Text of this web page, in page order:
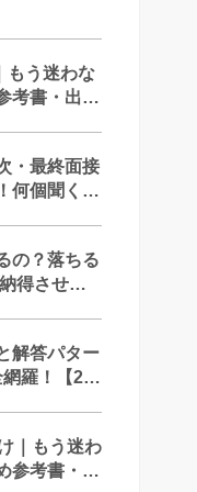
もう迷わな
考書・出題
・最終面接
何個聞く？
の？落ちる
得させる
解答パター
羅！【28
｜もう迷わ
参考書・出
28卒向け｜もう迷わな
・おすすめ参考書・出
】一次・二次・最終面
」完全攻略！何個聞く
て何聞かれるの？落ち
員・社長を納得させる
とは？例題と解答パタ
験談で完全網羅！【28
全ガイド！言語・計数
ボーダー、おすすめ参
】一次・二次・最終面
」完全攻略！何個聞く
28卒向け｜もう迷わな
・おすすめ参考書・出
とは？例題と解答パタ
験談で完全網羅！【28
て何聞かれるの？落ち
員・社長を納得させる
たときはどうします
の難しさとコツ